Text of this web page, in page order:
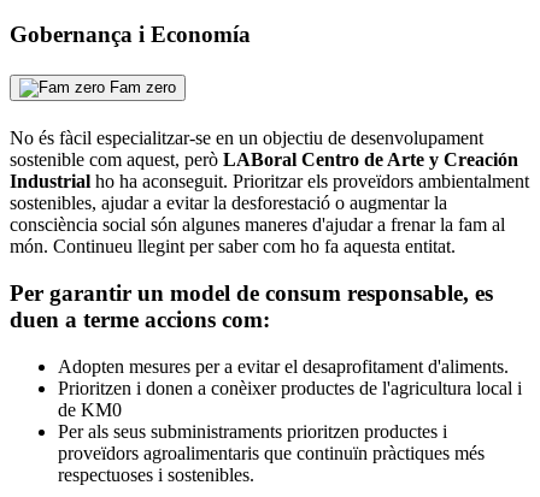
Gobernança i Economía
Fam zero
No és fàcil especialitzar-se en un objectiu de desenvolupament
sostenible com aquest, però LABoral Centro de Arte y Creación
Industrial ho ha aconseguit. Prioritzar els proveïdors ambientalment
sostenibles, ajudar a evitar la desforestació o augmentar la
consciència social són algunes maneres d'ajudar a frenar la fam al
món. Continueu llegint per saber com ho fa aquesta entitat.
Per garantir un model de consum responsable, es
duen a terme accions com:
Adopten mesures per a evitar el desaprofitament d'aliments.
Prioritzen i donen a conèixer productes de l'agricultura local i
de KM0
Per als seus subministraments prioritzen productes i
proveïdors agroalimentaris que continuïn pràctiques més
respectuoses i sostenibles.